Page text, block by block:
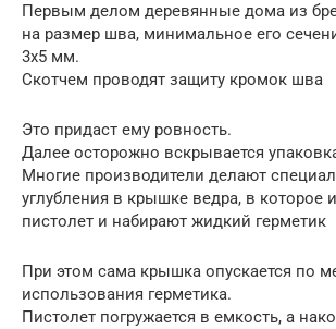
Первым делом деревянные дома из
на размер шва, минимальное его
3х5 мм.
Скотчем проводят защиту кромок шва
Это придаст ему ровность.
Далее осторожно вскрывается
Многие производители делают
углубления в крышке ведра, в которое
пистолет и набирают жидкий герметик
При этом сама крышка опускается по
использования герметика.
Пистолет погружается в емкость, а